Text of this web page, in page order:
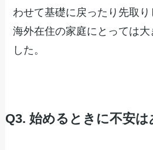
わせて基礎に戻ったり先取り
海外在住の家庭にとっては大
した。
Q3. 始めるときに不安は